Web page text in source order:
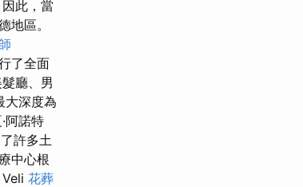
此，當
地區。
了全面
廳、男
大深度為
阿諾特
許多土
中心根
Veli 花葬